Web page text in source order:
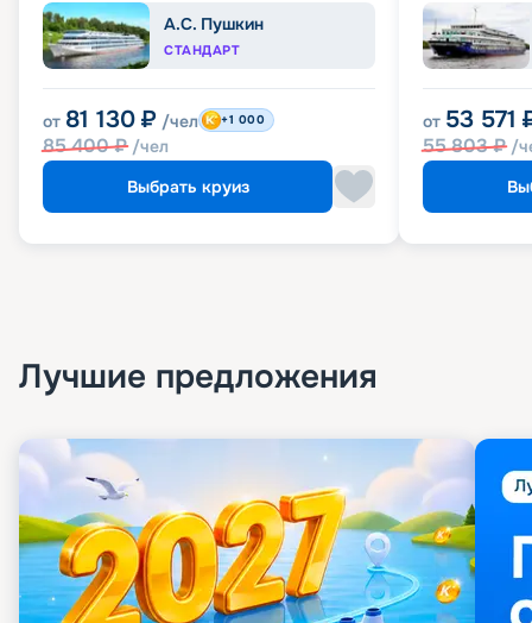
А.С. Пушкин
СТАНДАРТ
от 81 130 ₽ /чел
85 400₽ /чел
+1 000
Выбрать круиз
от 53 571
55 803₽ /
Лучшие предложения